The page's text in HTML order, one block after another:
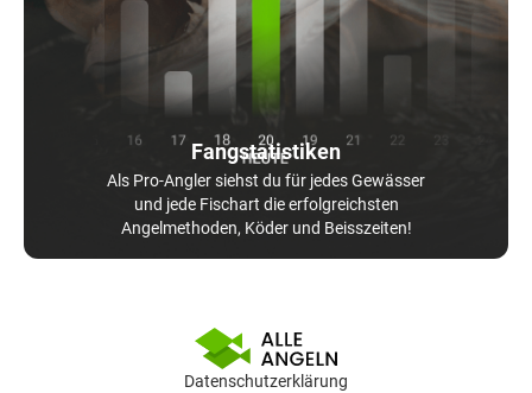
Fangstatistiken
Als Pro-Angler siehst du für jedes Gewässer
und jede Fischart die erfolgreichsten
Angelmethoden, Köder und Beisszeiten!
Datenschutzerklärung